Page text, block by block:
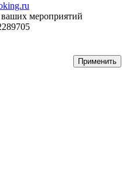
мероприятий
Применить